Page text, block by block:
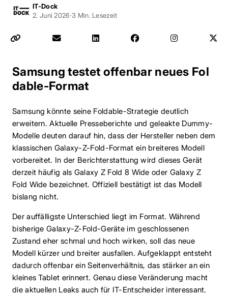
IT-Dock
2. Juni 2026·3 Min. Lesezeit
Samsung testet offenbar neues Fol
dable-Format
Samsung könnte seine Foldable-Strategie deutlich
erweitern. Aktuelle Presseberichte und geleakte Dummy-
Modelle deuten darauf hin, dass der Hersteller neben dem
klassischen Galaxy-Z-Fold-Format ein breiteres Modell
vorbereitet. In der Berichterstattung wird dieses Gerät
derzeit häufig als Galaxy Z Fold 8 Wide oder Galaxy Z
Fold Wide bezeichnet. Offiziell bestätigt ist das Modell
bislang nicht.
Der auffälligste Unterschied liegt im Format. Während
bisherige Galaxy-Z-Fold-Geräte im geschlossenen
Zustand eher schmal und hoch wirken, soll das neue
Modell kürzer und breiter ausfallen. Aufgeklappt entsteht
dadurch offenbar ein Seitenverhältnis, das stärker an ein
kleines Tablet erinnert. Genau diese Veränderung macht
die aktuellen Leaks auch für IT-Entscheider interessant.